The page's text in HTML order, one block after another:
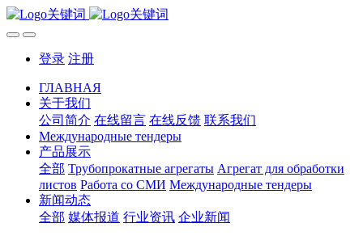
登录 注册
ГЛАВНАЯ
关于我们
公司简介 在线留言 在线反馈 联系我们
Международные тендеры
产品展示
全部 Трубопрокатные агрегаты Агрегат для обработки
листов Работа со СМИ Международные тендеры
新闻动态
全部 媒体报道 行业资讯 企业新闻